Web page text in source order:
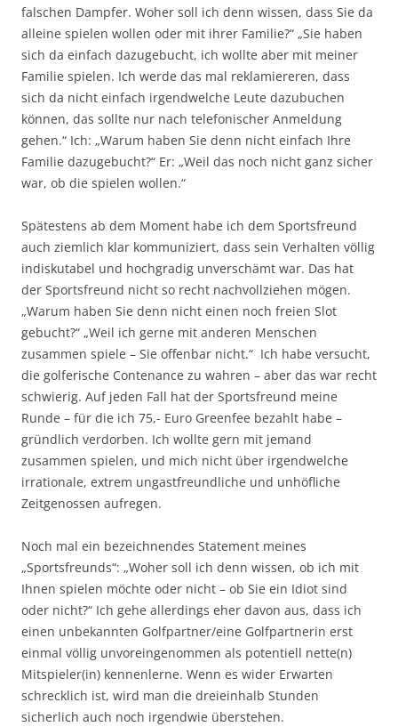
falschen Dampfer. Woher soll ich denn wissen, dass Sie da
alleine spielen wollen oder mit ihrer Familie?“ „Sie haben
sich da einfach dazugebucht, ich wollte aber mit meiner
Familie spielen. Ich werde das mal reklamiereren, dass
sich da nicht einfach irgendwelche Leute dazubuchen
können, das sollte nur nach telefonischer Anmeldung
gehen.“ Ich: „Warum haben Sie denn nicht einfach Ihre
Familie dazugebucht?“ Er: „Weil das noch nicht ganz sicher
war, ob die spielen wollen.“
Spätestens ab dem Moment habe ich dem Sportsfreund
auch ziemlich klar kommuniziert, dass sein Verhalten völlig
indiskutabel und hochgradig unverschämt war. Das hat
der Sportsfreund nicht so recht nachvollziehen mögen.
„Warum haben Sie denn nicht einen noch freien Slot
gebucht?“ „Weil ich gerne mit anderen Menschen
zusammen spiele – Sie offenbar nicht.“ Ich habe versucht,
die golferische Contenance zu wahren – aber das war recht
schwierig. Auf jeden Fall hat der Sportsfreund meine
Runde – für die ich 75,- Euro Greenfee bezahlt habe –
gründlich verdorben. Ich wollte gern mit jemand
zusammen spielen, und mich nicht über irgendwelche
irrationale, extrem ungastfreundliche und unhöfliche
Zeitgenossen aufregen.
Noch mal ein bezeichnendes Statement meines
„Sportsfreunds“: „Woher soll ich denn wissen, ob ich mit
Ihnen spielen möchte oder nicht – ob Sie ein Idiot sind
oder nicht?“ Ich gehe allerdings eher davon aus, dass ich
einen unbekannten Golfpartner/eine Golfpartnerin erst
einmal völlig unvoreingenommen als potentiell nette(n)
Mitspieler(in) kennenlerne. Wenn es wider Erwarten
schrecklich ist, wird man die dreieinhalb Stunden
sicherlich auch noch irgendwie überstehen.